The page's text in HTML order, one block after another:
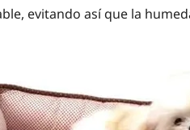
evitando así que la